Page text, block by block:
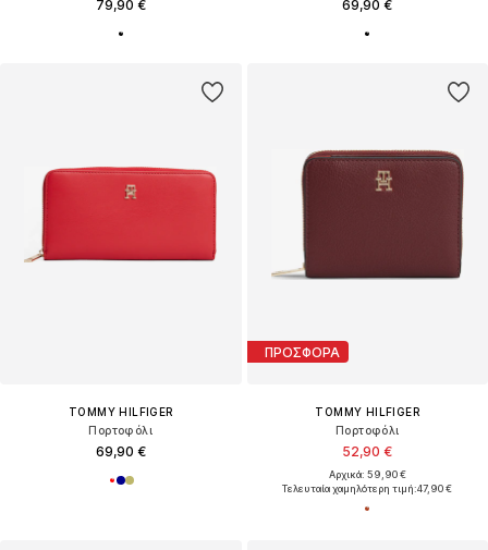
79,90 € 69,90 €
TOMMY HILFIGER
Πορτοφόλι
69,90 €
ΠΡΟΣΦΟΡΑ
TOMMY HILFIGER
Πορτοφόλι
52,90 €
Αρχικά: 59,90 €
Τελευταία χαμηλότερη τιμή:47,90 €